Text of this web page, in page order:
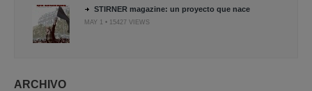
STIRNER magazine: un proyecto que nace
MAY 1 • 15427 VIEWS
ARCHIVO